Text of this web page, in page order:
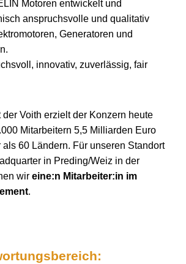
Motoren entwickelt und
anspruchsvolle und qualitativ
Generatoren und
innovativ, zuverlässig, fair
Voith erzielt der Konzern heute
Mitarbeitern 5,5 Milliarden Euro
als 60 Ländern. Für unseren Standort
in Preding/Weiz in der
wir eine:n Mitarbeiter:in im
.